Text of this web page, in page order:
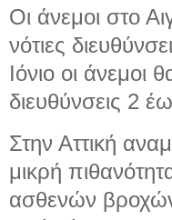
Οι άνεμοι στο
νότιες
Ιόνιο οι άνεμοι
διευθύνσεις 2
Στην Αττική
μικρή
ασθενών